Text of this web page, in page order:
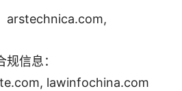
arstechnica.com,
信息：
lawinfochina.com